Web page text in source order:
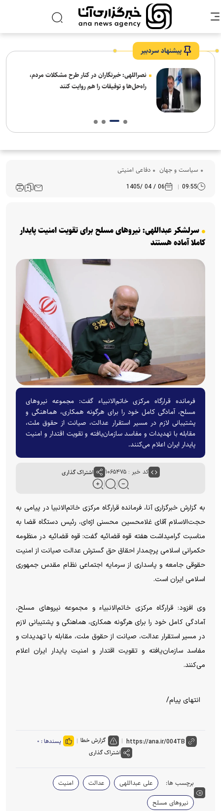
پیشنهاد سردبیر
نصراللهی: خبرنگاران در کنار طرح مشکلات مردم،
راه‌حل‌ها و توفیقات را هم روایت کنند
سیاست و جهان دفاعی امنیتی
09:55
06 / 04 /1405
سرلشکر عبداللهی: نیروهای مسلح برای تقویت امنیت پایدار
کاملا آماده هستند
فرمانده قرارگاه مرکزی خاتم‌الانبیاء گفت: مجموعه نیروهای
مسلح، آمادگی کامل خود را برای هرگونه همکاری، هماهنگی و
پشتیبانی لازم در مسیر استقرار عدالت، صیانت از حقوق ملت،
مقابله با تهدیدات و مفاسد سازمان‌یافته و تقویت اقتدار و امنیت
پایدار ایران اعلام می‌کنند.
کد خبر : ۱۰۶۵۴۷۵ اشتراک گذاری
به گزارش خبرگزاری آنا، فرمانده قرارگاه مرکزی خاتم‌الانبیا در پیامی به
حجت‌الاسلام آقای غلامحسین محسنی اژه‌ای، رئیس دستگاه قضا به
مناسبت گرامیداشت هفته قوه قضائیه گفت: قوه قضائیه در منظومه
حکمرانی اسلامی پرچمدار احقاق حق گسترش عدالت صیانت از امنیت
حقوقی جامعه و پاسداری از سرمایه اجتماعی نظام مقدس جمهوری
اسلامی ایران است.
وی افزود: قرارگاه مرکزی خاتم‌الانبیاء و مجموعه نیروهای مسلح،
آمادگی کامل خود را برای هرگونه همکاری، هماهنگی و پشتیبانی لازم
در مسیر استقرار عدالت، صیانت از حقوق ملت، مقابله با تهدیدات و
مفاسد سازمان‌یافته و تقویت اقتدار و امنیت پایدار ایران اعلام
می‌کنند.
انتهای پیام/
گزارش خطا پسندها : ۰
اشتراک گذاری
برچسب ها: علی عبداللهی عدالت
امنیت
نیروهای مسلح